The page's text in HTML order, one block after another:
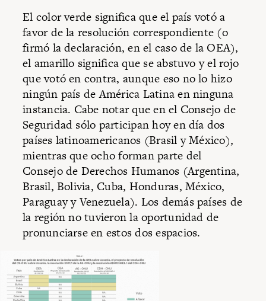
El color verde significa que el país votó a
favor de la resolución correspondiente (o
firmó la declaración, en el caso de la OEA),
el amarillo significa que se abstuvo y el rojo
que votó en contra, aunque eso no lo hizo
ningún país de América Latina en ninguna
instancia. Cabe notar que en el Consejo de
Seguridad sólo participan hoy en día dos
países latinoamericanos (Brasil y México),
mientras que ocho forman parte del
Consejo de Derechos Humanos (Argentina,
Brasil, Bolivia, Cuba, Honduras, México,
Paraguay y Venezuela). Los demás países de
la región no tuvieron la oportunidad de
pronunciarse en estos dos espacios.